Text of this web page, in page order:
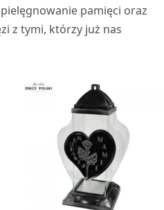
pamięci oraz
z tymi, którzy już nas